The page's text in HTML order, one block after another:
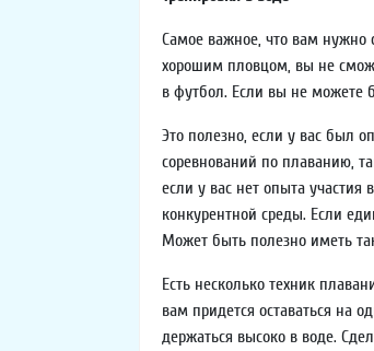
Самое важное, что вам нужно
хорошим пловцом, вы не
в футбол. Если вы не можете
Это полезно, если у вас был
соревнований по плаванию,
если у вас нет опыта участия
конкурентной среды. Если
Может быть полезно иметь
Есть несколько техник
вам придется оставаться на
держаться высоко в воде.